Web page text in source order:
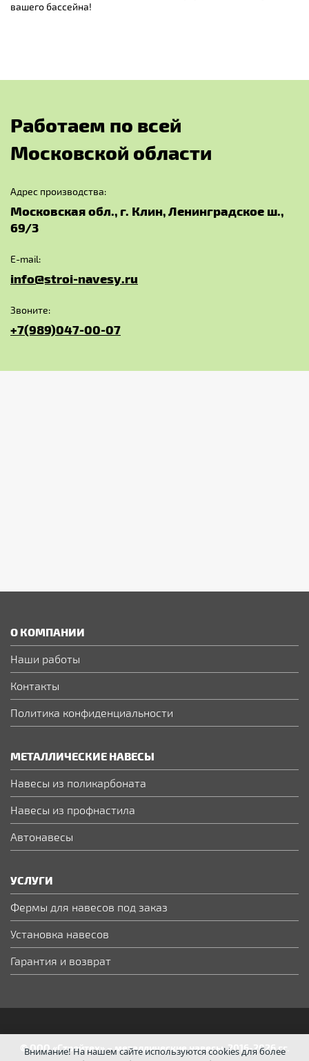
вашего бассейна!
Работаем по всей
Московской области
Адрес производства:
Московская обл., г. Клин, Ленинградское ш.,
69/3
E-mail:
info@stroi-navesy.ru
Звоните:
+7(989)047-00-07
О КОМПАНИИ
Наши работы
Контакты
Политика конфиденциальности
МЕТАЛЛИЧЕСКИЕ НАВЕСЫ
Навесы из поликарбоната
Навесы из профнастила
Автонавесы
УСЛУГИ
Фермы для навесов под заказ
Установка навесов
Гарантия и возврат
© ООО «Стройтех» – металлические навесы, 2016-2026 гг.
Внимание! На нашем сайте используются cookies для более